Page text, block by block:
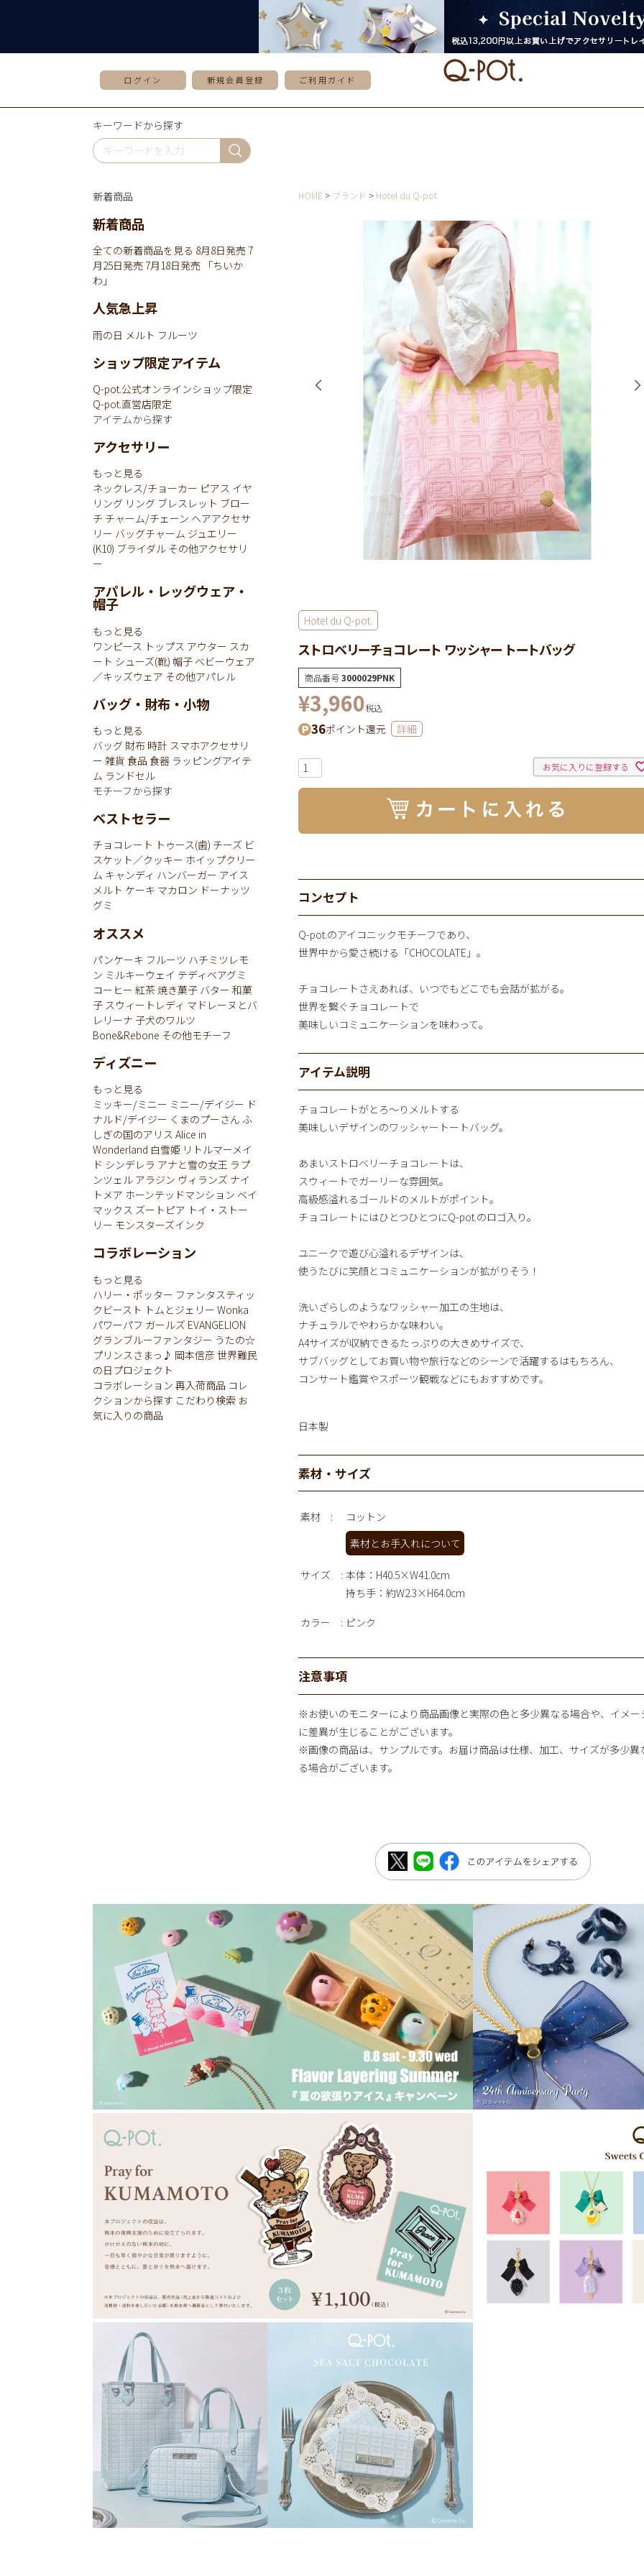
ログイン 新規会員登録 ご利用ガイド
キーワードから探す
HOME ブランド Hotel du Q-pot.
Hotel du Q-pot.
ストロベリーチョコレート ワッシャー トートバッグ
商品番号3000029PNK
¥3,960税込
36ポイント還元 詳細
お気に入りに登録する
コンセプト
Q-pot.のアイコニックモチーフであり、
世界中から愛さ続ける「CHOCOLATE」。
チョコレートさえあれば、いつでもどこでも会話が拡がる。
世界を繋ぐチョコレートで
美味しいコミュニケーションを味わって。
アイテム説明
チョコレートがとろ～りメルトする
美味しいデザインのワッシャートートバッグ。
あまいストロベリーチョコレートは、
スウィートでガーリーな雰囲気。
高級感溢れるゴールドのメルトがポイント。
チョコレートにはひとつひとつにQ-pot.のロゴ入り。
ユニークで遊び心溢れるデザインは、
使うたびに笑顔とコミュニケーションが拡がりそう！
洗いざらしのようなワッシャー加工の生地は、
ナチュラルでやわらかな味わい。
A4サイズが収納できるたっぷりの大きめサイズで、
サブバッグとしてお買い物や旅行などのシーンで活躍するはもちろん、
コンサート鑑賞やスポーツ観戦などにもおすすめです。
日本製
素材・サイズ
素材
コットン
素材とお手入れについて
サイズ
本体：H40.5×W41.0cm
持ち手：約W2.3×H64.0cm
カラー ピンク
注意事項
※お使いのモニターにより商品画像と実際の色と多少異なる場合や、イメー
に差異が生じることがございます。
※画像の商品は、サンプルです。お届け商品は仕様、加工、サイズが多少異
る場合がございます。
新着商品
新着商品
全ての新着商品を見る 8月8日発売7
月25日発売7月18日発売 「ちいか
わ」
人気急上昇
雨の日 メルト フルーツ
ショップ限定アイテム
Q-pot.公式オンラインショップ限定
Q-pot.直営店限定
アイテムから探す
アクセサリー
もっと見る
ネックレス/チョーカー ピアス イヤ
リング リング ブレスレット ブロー
チ チャーム/チェーン ヘアアクセサ
リー バッグチャーム ジュエリー
(K10) ブライダル その他アクセサリ
ー
アパレル・レッグウェア・
帽子
もっと見る
ワンピース トップス アウター スカ
ート シューズ(靴) 帽子 ベビーウェア
／キッズウェア その他アパレル
バッグ・財布・小物
もっと見る
バッグ 財布 時計 スマホアクセサリ
ー 雑貨 食品 食器 ラッピングアイテ
ム ランドセル
モチーフから探す
ベストセラー
チョコレート トゥース(歯) チーズ ビ
スケット／クッキー ホイップクリー
ム キャンディ ハンバーガー アイス
メルト ケーキ マカロン ドーナッツ
グミ
オススメ
パンケーキ フルーツ ハチミツレモ
ン ミルキーウェイ テディベアグミ
コーヒー 紅茶焼き菓子 バター 和菓
子 スウィートレディ マドレーヌとバ
レリーナ 子犬のワルツ
Bone&Rebone その他モチーフ
ディズニー
もっと見る
ミッキー/ミニー ミニー/デイジー ド
ナルド/デイジー くまのプーさん ふ
しぎの国のアリス Alice in
Wonderland 白雪姫 リトルマーメイ
ド シンデレラ アナと雪の女王 ラプ
ンツェル アラジン ヴィランズ ナイ
トメア ホーンテッドマンション ベイ
マックス ズートピア トイ・ストー
リー モンスターズインク
コラボレーション
もっと見る
ハリー・ポッター ファンタスティッ
クビースト トムとジェリー Wonka
パワーパフ ガールズ EVANGELION
グランブルーファンタジー うたの☆
プリンスさまっ♪ 岡本信彦世界難民
の日プロジェクト
コラボレーション 再入荷商品 コレ
クションから探す こだわり検索 お
気に入りの商品